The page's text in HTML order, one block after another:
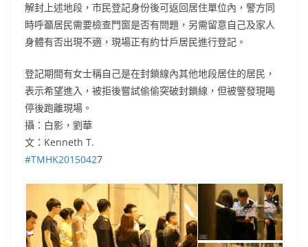
解封上述地段，市民登記身份後可返回居住單位內，警方同
時呼籲居民需要檢查門窗是否有問題，另需留意自己及家人
身體有否出現不適，現場正有約廿戶居民進行登記。
登記期間有女士稱自己是在封鎖線內其他地段居住的居民，
表示希望進入，被拒後嘗試偷偷突破封鎖線，但被警發現喝
停後跑離現場。
攝：白影，劉華
文：Kenneth T.
‪#‎TMHK20150427